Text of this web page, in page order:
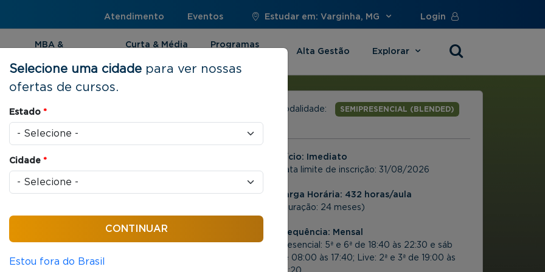
Atendimento Eventos Estudar em: Varginha, MG Login
MBA &
Curta & Média
Programas
Alta Gestão Explorar
Modalidade: SEMIPRESENCIAL (BLENDED)
Início: Imediato
Data limite de inscrição: 31/08/2026
Carga Horária: 432 horas/aula
(Duração: 24 meses)
Frequência: Mensal
Presencial: 5ª e 6ª de 18:40 às 22:30 e sáb
de 08:00 às 17:40; Live: 2ª e 3ª de 19:00 às
Controladoria e Auditoria
/ aula
Finanças,
Selecione uma cidade para ver nossas
ofertas de cursos.
Estado *
Cidade *
Estou fora do Brasil